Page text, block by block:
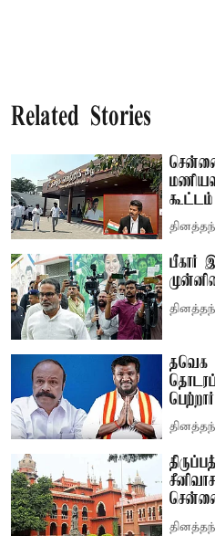
Related Stories
கூட்டம்
பீகார்
தவெக